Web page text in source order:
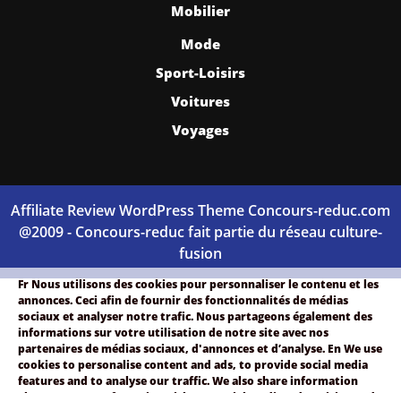
Mobilier
Mode
Sport-Loisirs
Voitures
Voyages
Affiliate Review WordPress Theme Concours-reduc.com
@2009 - Concours-reduc fait partie du réseau culture-
fusion
Scroll
Up
Fr Nous utilisons des cookies pour personnaliser le contenu et les
annonces. Ceci afin de fournir des fonctionnalités de médias
sociaux et analyser notre trafic. Nous partageons également des
informations sur votre utilisation de notre site avec nos
partenaires de médias sociaux, d'annonces et d’analyse. EnWe use
cookies to personalise content and ads, to provide social media
features and to analyse our traffic. We also share information